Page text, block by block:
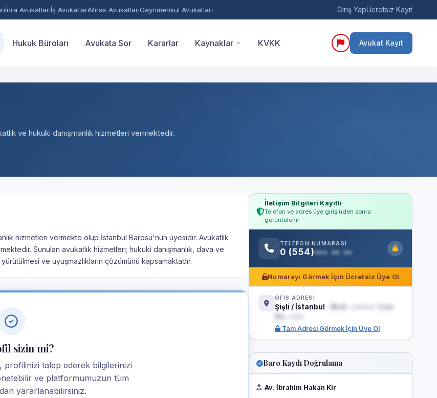
İcra Avukatlarıİş AvukatlarıMiras AvukatlarıGayrimenkul Avukatları Giriş YapÜcretsiz Kayıt
Hukuk Büroları Avukata Sor Kararlar Kaynaklar KVKK Avukat Kayıt
ve hukuki danışmanlık hizmetleri vermektedir.
hizmetleri vermekte olup İstanbul Barosu'nun üyesidir. Avukatlık
Sunulan avukatlık hizmetleri; hukuki danışmanlık, dava ve
ve uyuşmazlıkların çözümünü kapsamaktadır.
sizin mi?
profilinizi talep ederek bilgilerinizi
ve platformumuzun tüm
yararlanabilirsiniz.
İletişim Bilgileri Kayıtlı
Telefon ve adres üye girişinden sonra
görüntülenir
TELEFON NUMARASI
0 (554)••• •• ••
Numarayı Görmek İçin Ücretsiz Üye Ol
OFİS ADRESİ
Şişli / İstanbul ·
Mah. ••••••• Cad.
Tam Adresi Görmek İçin Üye Ol
Baro Kaydı Doğrulama
Av. İbrahim Hakan Kir